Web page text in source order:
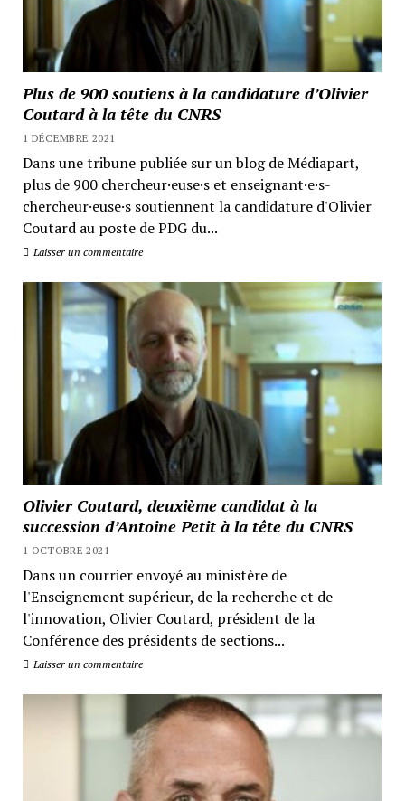
Plus de 900 soutiens à la candidature d’Olivier
Coutard à la tête du CNRS
1 DÉCEMBRE 2021
Dans une tribune publiée sur un blog de Médiapart,
plus de 900 chercheur·euse·s et enseignant·e·s-
chercheur·euse·s soutiennent la candidature d'Olivier
Coutard au poste de PDG du...
Laisser un commentaire
Olivier Coutard, deuxième candidat à la
succession d’Antoine Petit à la tête du CNRS
1 OCTOBRE 2021
Dans un courrier envoyé au ministère de
l'Enseignement supérieur, de la recherche et de
l'innovation, Olivier Coutard, président de la
Conférence des présidents de sections...
Laisser un commentaire